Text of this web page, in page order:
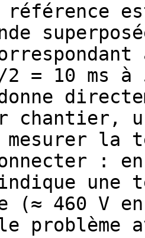
= 10 ms à
chantier,
mesurer la
:
une
(≈ 460 V
problème